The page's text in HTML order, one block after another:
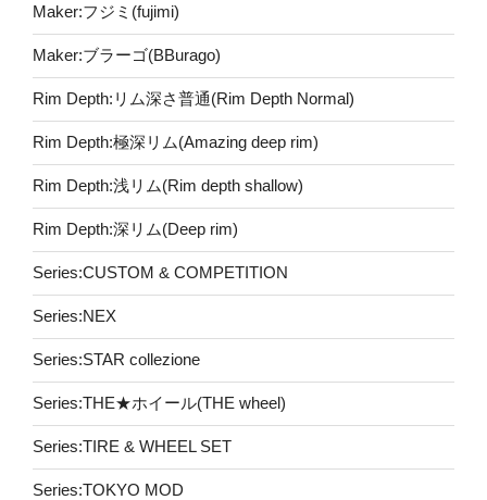
Maker:フジミ(fujimi)
Maker:ブラーゴ(BBurago)
Rim Depth:リム深さ普通(Rim Depth Normal)
Rim Depth:極深リム(Amazing deep rim)
Rim Depth:浅リム(Rim depth shallow)
Rim Depth:深リム(Deep rim)
Series:CUSTOM & COMPETITION
Series:NEX
Series:STAR collezione
Series:THE★ホイール(THE wheel)
Series:TIRE & WHEEL SET
Series:TOKYO MOD